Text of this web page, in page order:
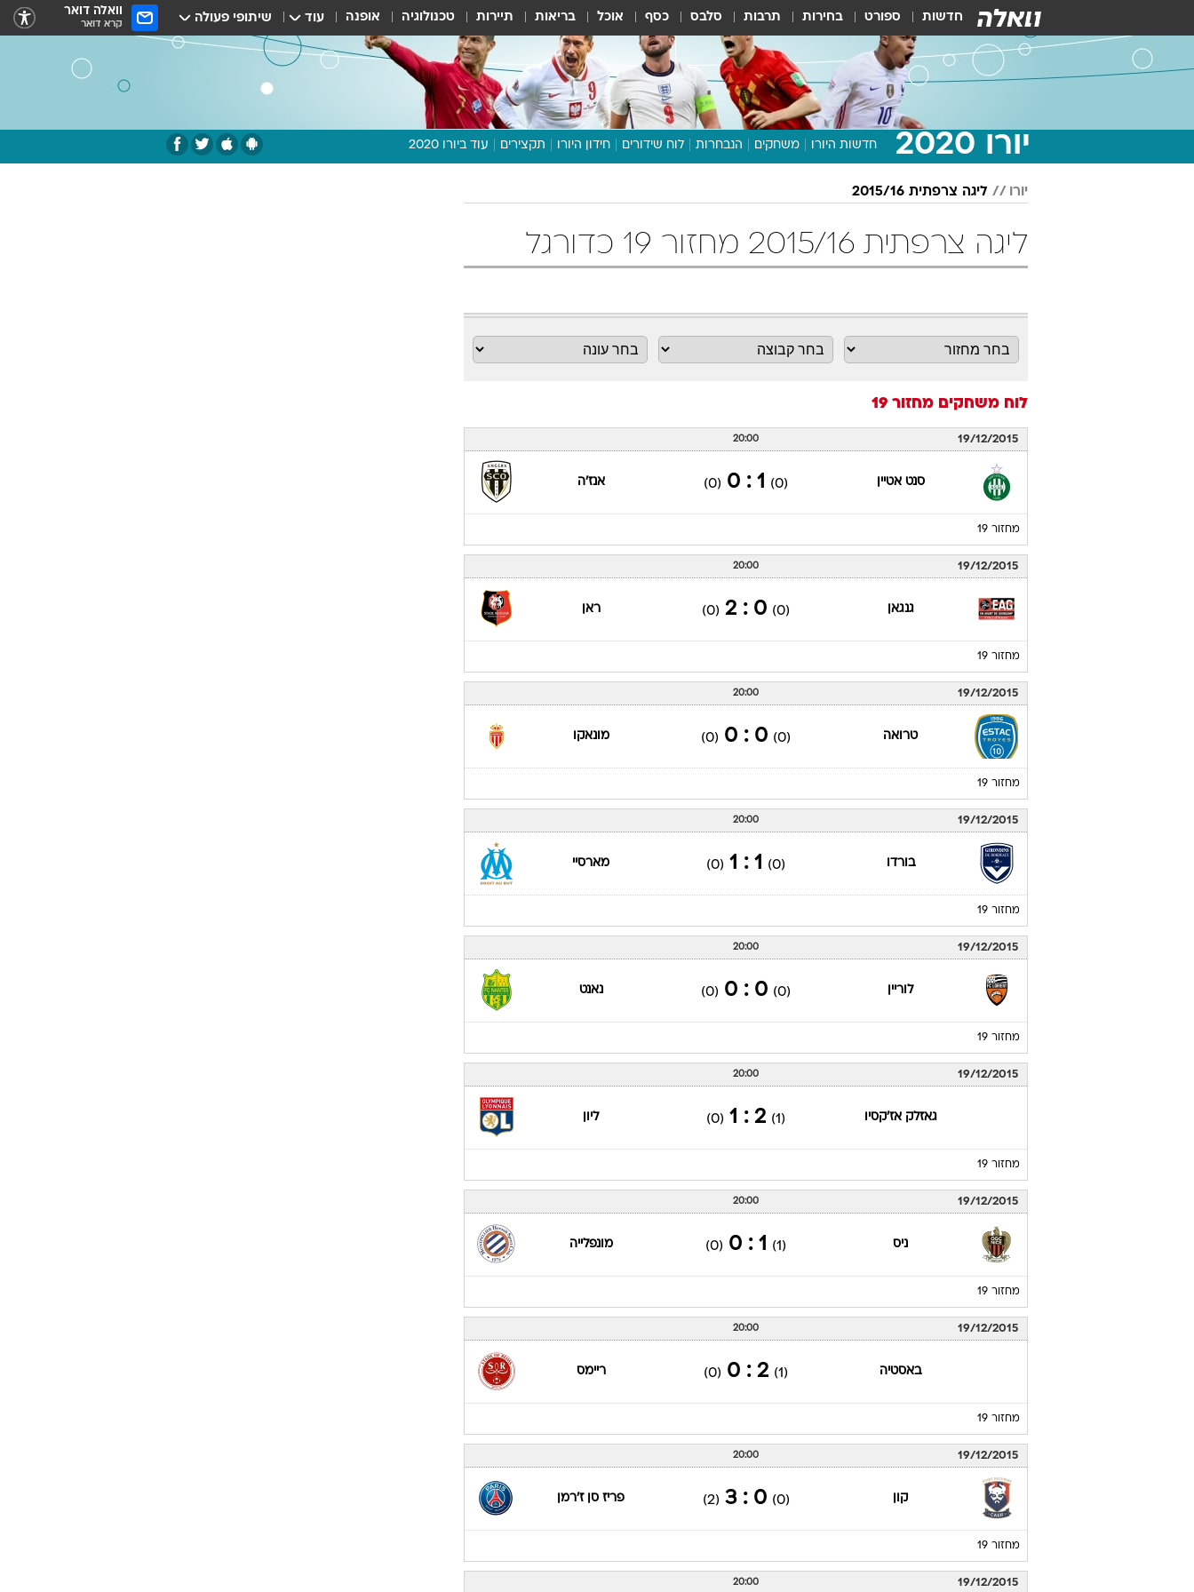
חדשות ספורט בחירות תרבות סלבס כסף אוכל בריאות תיירות טכנולוגיה אופנה עוד שיתופי פעולה וואלה דואר
קרא דואר
יורו 2020 חדשות היורו משחקים הנבחרות לוח שידורים חידון היורו תקצירים עוד ביורו 2020
תכנית היורו
יורו ליגה צרפתית 2015/16
ליגה צרפתית 2015/16 מחזור 19 כדורגל
לוח משחקים מחזור 19
19/12/2015
20:00
סנט אטיין (0)
1 : 0
(0) אנז'ה
מחזור 19
19/12/2015
20:00
גנגאן (0)
0 : 2
(0) ראן
מחזור 19
19/12/2015
20:00
טרואה (0)
0 : 0
(0) מונאקו
מחזור 19
19/12/2015
20:00
בורדו (0)
1 : 1
(0) מארסיי
מחזור 19
19/12/2015
20:00
לוריין (0)
0 : 0
(0) נאנט
מחזור 19
19/12/2015
20:00
גאזלק אז'קסיו (1)
2 : 1
(0) ליון
מחזור 19
19/12/2015
20:00
ניס (1)
1 : 0
(0) מונפלייה
מחזור 19
19/12/2015
20:00
באסטיה (1)
2 : 0
(0) ריימס
מחזור 19
19/12/2015
20:00
קון (0)
0 : 3
(2) פריז סן ז'רמן
מחזור 19
19/12/2015
20:00